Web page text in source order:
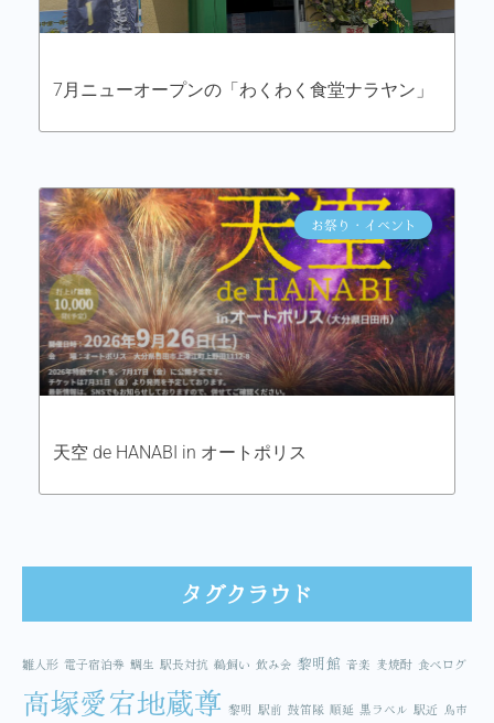
7月ニューオープンの「わくわく食堂ナラヤン」
お祭り・イベント
天空 de HANABI in オートポリス
タグクラウド
雛人形 電子宿泊券 鯛生 駅長対抗 鵜飼い 飲み会 黎明館 音楽 麦焼酎 食べログ
高塚愛宕地蔵尊 黎明 駅前 鼓笛隊 順延 黒ラベル 駅近 鳥市